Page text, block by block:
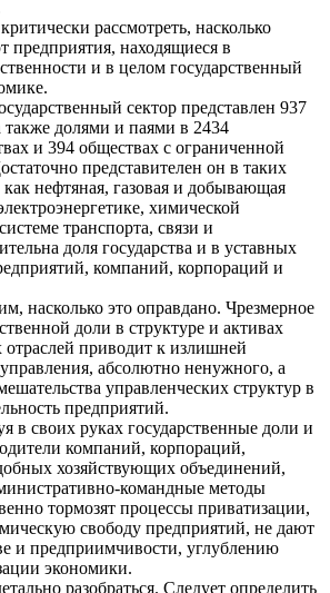
рассмотреть, насколько
предприятия, находящиеся в
и в целом государственный
сектор представлен 937
также долями и паями в 2434
и 394 обществах с ограниченной
представителен он в таких
нефтяная, газовая и добывающая
химической
транспорта, связи и
доля государства и в уставных
компаний, корпораций и
насколько это оправдано. Чрезмерное
доли в структуре и активах
приводит к излишней
абсолютно ненужного, а
управленческих структур в
предприятий.
в своих руках государственные доли и
компаний, корпораций,
хозяйствующих объединений,
командные методы
тормозят процессы приватизации,
свободу предприятий, не дают
и предприимчивости, углублению
экономики.
разобраться. Следует определить